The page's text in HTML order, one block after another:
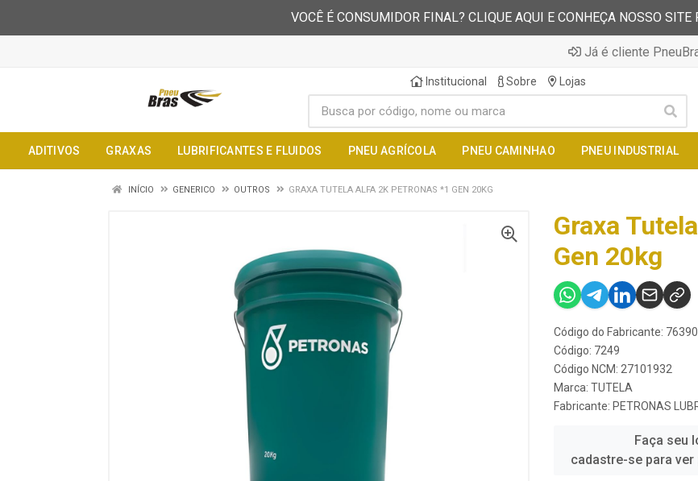
VOCÊ É CONSUMIDOR FINAL? CLIQUE AQUI E CONHEÇA NOSSO SITE
Já é cliente
Institucional Sobre Lojas
ADITIVOS GRAXAS LUBRIFICANTES E FLUIDOS PNEU AGRÍCOLA PNEU CAMINHAO PNEU INDUSTRIAL
INÍCIO GENERICO OUTROS GRAXA TUTELA ALFA 2K PETRONAS *1 GEN 20KG
Graxa
Gen 20kg
Código do Fabricante:
Código: 7249
Código NCM: 27101932
Marca: TUTELA
Fabricante: PETRONAS
Faça seu
cadastre-se para